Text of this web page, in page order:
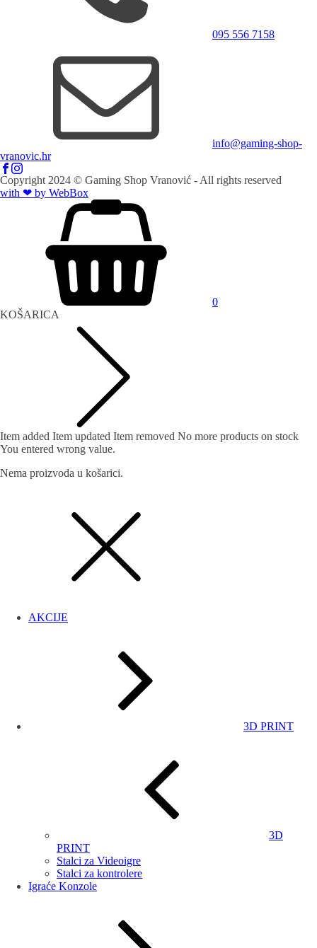
095 556 7158
info@gaming-shop-
vranovic.hr
Copyright 2024 © Gaming Shop Vranović - All rights reserved
with ❤ by WebBox
0
KOŠARICA
Item added Item updated Item removed No more products on stock
You entered wrong value.
Nema proizvoda u košarici.
AKCIJE
3D PRINT
3D
PRINT
Stalci za Videoigre
Stalci za kontrolere
Igraće Konzole